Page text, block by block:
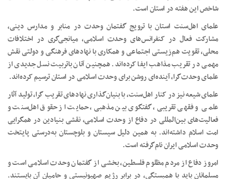
شاخص این هفته در استان است.
علمای اهل‌سنت استان با ترویج گفتمان وحدت در منابر و مدارس دینی،
مشارکت فعال در کنفرانس‌های وحدت اسلامی، میانجی‌گری در اختلافات
محلی، تقویت هم‌زیستی اجتماعی و همکاری با نهادهای فرهنگی و دولتی نقش
مهمی در تقریب مذاهب ایفا کرده‌اند. همچنین آنان باتربیت نسل جدیدی از
علمای وحدت‌گرا، آینده‌ای روشن برای وحدت اسلامی در استان ترسیم کرده‌اند.
علمای شیعه نیز در کنار اهل‌سنت، با بنیان‌گذاری نهادهای تقریب گرا، تولید آثار
علمی و فقهی تقریبی، گفتگوی بین مذهبی، حمایت از حقوق اهل‌سنت و
فعالیت‌های بین‌المللی در دفاع از وحدت اسلامی، نقشی بنیادین در همگرایی
امت اسلام داشته‌اند. به همین دلیل سیستان و بلوچستان به‌درستی پایتخت
وحدت اسلامی ایران نام‌گرفته است.
امروز دفاع از مردم مظلوم فلسطین، بخشی از گفتمان وحدت اسلامی است و
مسلمانان باید با همبستگی، در برابر رژیم صهیونیستی و حامیان آن بایستند.